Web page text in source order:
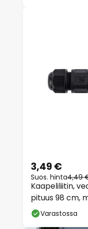
Kaapeliliitin,
pituus 98 cm,
3,49 €
Suos. hinta4,49
Varastossa